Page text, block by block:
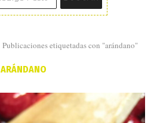
Publicaciones etiquetadas con "arándano"
ARÁNDANO